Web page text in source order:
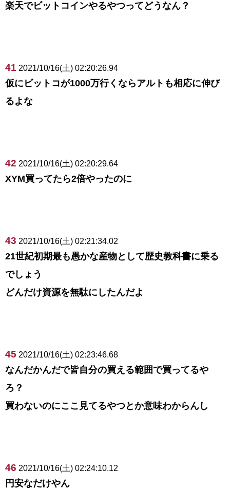
楽天でビットコインやるやつってどうなん？
41 2021/10/16(土) 02:20:26.94
仮にビットコが1000万行くならアルトも相応に伸び
るよな
42 2021/10/16(土) 02:20:29.64
XYM買ってたら2倍やったのに
43 2021/10/16(土) 02:21:34.02
21世紀初期最も愚かな産物として歴史教科書に乗る
でしょう
どんだけ資源を無駄にしたんだよ
45 2021/10/16(土) 02:23:46.68
なんだかんだで皆自分の買える範囲で買ってるや
ろ？
買わないのにここ見てるやつとか意味わからんし
46 2021/10/16(土) 02:24:10.12
円安なだけやん